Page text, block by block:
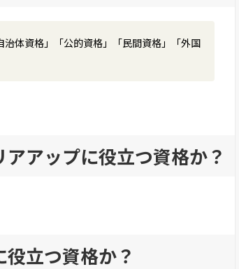
体資格」「公的資格」「民間資格」「外国
アップに役立つ資格か？
立つ資格か？